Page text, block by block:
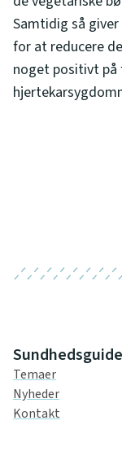
Samtidig så
for at reducere
noget positivt på
Temaer
Nyheder
Kontakt